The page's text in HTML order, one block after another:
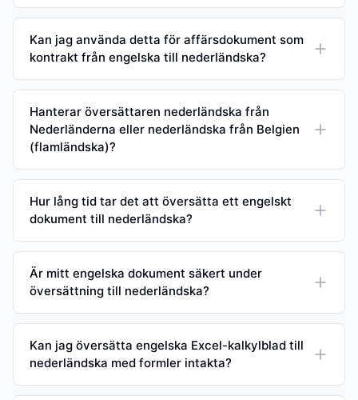
Kan jag använda detta för affärsdokument som
kontrakt från engelska till nederländska?
Hanterar översättaren nederländska från
Nederländerna eller nederländska från Belgien
(flamländska)?
Hur lång tid tar det att översätta ett engelskt
dokument till nederländska?
Är mitt engelska dokument säkert under
översättning till nederländska?
Kan jag översätta engelska Excel-kalkylblad till
nederländska med formler intakta?